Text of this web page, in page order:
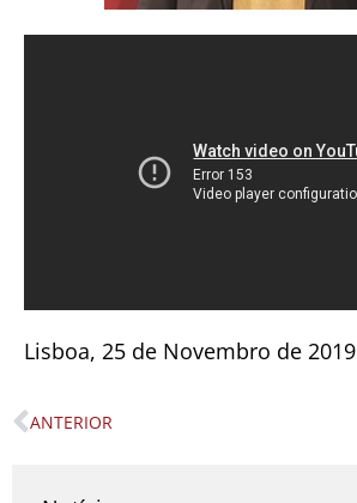
Lisboa, 25 de Novembro de 2019
Prev
ANTERIOR